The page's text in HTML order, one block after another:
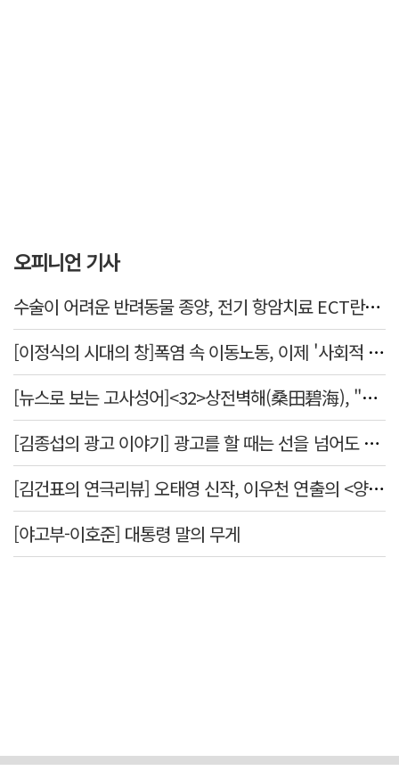
오피니언 기사
수술이 어려운 반려동물 종양, 전기 항암치료 ECT란? [반려동물 건강톡톡]
[이정식의 시대의 창]폭염 속 이동노동, 이제 '사회적 위험 관리'로 전환할 때
[뉴스로 보는 고사성어]<32>상전벽해(桑田碧海), "뽕나무밭이 푸른 바다가 되었다."
[김종섭의 광고 이야기] 광고를 할 때는 선을 넘어도 좋습니다.
[김건표의 연극리뷰] 오태영 신작, 이우천 연출의 <양은 양순하다>"국민을 온순한 양으로 길들이는 전체주의적 정치의 알레고리"
[야고부-이호준] 대통령 말의 무게